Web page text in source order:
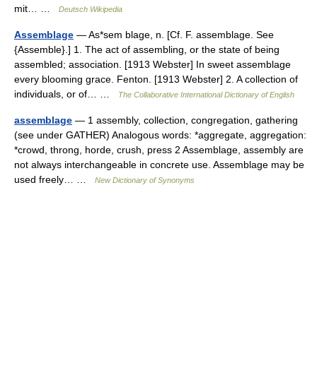
mit… …
Deutsch Wikipedia
Assemblage — As*sem blage, n. [Cf. F. assemblage. See
{Assemble}.] 1. The act of assembling, or the state of being
assembled; association. [1913 Webster] In sweet assemblage
every blooming grace. Fenton. [1913 Webster] 2. A collection of
individuals, or of… …
The Collaborative International Dictionary of English
assemblage — 1 assembly, collection, congregation, gathering
(see under GATHER) Analogous words: *aggregate, aggregation:
*crowd, throng, horde, crush, press 2 Assemblage, assembly are
not always interchangeable in concrete use. Assemblage may be
used freely… …
New Dictionary of Synonyms